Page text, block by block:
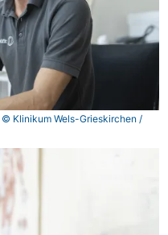
© Klinikum Wels-Grieskirchen /